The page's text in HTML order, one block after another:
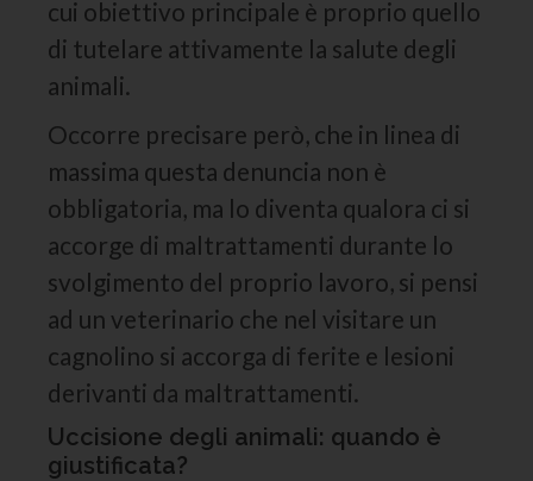
cui obiettivo principale è proprio quello
di tutelare attivamente la salute degli
animali.
Occorre precisare però, che in linea di
massima questa denuncia non è
obbligatoria, ma lo diventa qualora ci si
accorge di maltrattamenti durante lo
svolgimento del proprio lavoro, si pensi
ad un veterinario che nel visitare un
cagnolino si accorga di ferite e lesioni
derivanti da maltrattamenti.
Uccisione degli animali: quando è
giustificata?